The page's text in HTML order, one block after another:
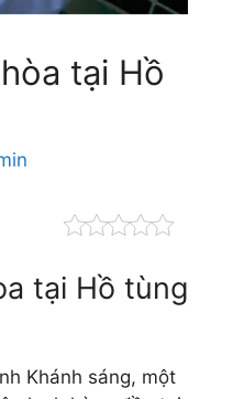
tại Hồ
tại Hồ tùng
Khánh sáng, một